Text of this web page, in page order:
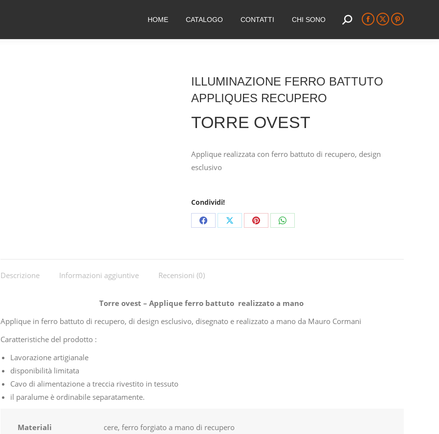
HOME CATALOGO CONTATTI CHI SONO Search: Facebook
page
new
window
X
page
Pinterest
page
ILLUMINAZIONE FERRO BATTUTO
APPLIQUES RECUPERO
TORRE OVEST
Applique realizzata con ferro battuto di recupero, design
esclusivo
Condividi!
Share
Facebook
Share
X
Share
Pinterest
Share
WhatsApp
Descrizione Informazioni aggiuntive Recensioni (0)
Torre ovest – Applique ferro battuto realizzato a mano
Applique in ferro battuto di recupero, di design esclusivo, disegnato e realizzato a mano da Mauro Cormani
Caratteristiche del prodotto :
Lavorazione artigianale
disponibilità limitata
Cavo di alimentazione a treccia rivestito in tessuto
il paralume è ordinabile separatamente.
Materiali cere, ferro forgiato a mano di recupero